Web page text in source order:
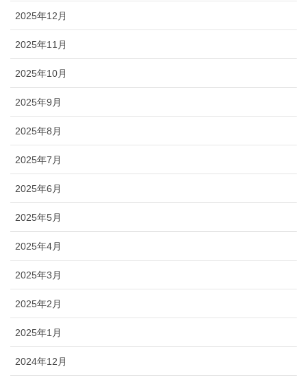
2025年12月
2025年11月
2025年10月
2025年9月
2025年8月
2025年7月
2025年6月
2025年5月
2025年4月
2025年3月
2025年2月
2025年1月
2024年12月